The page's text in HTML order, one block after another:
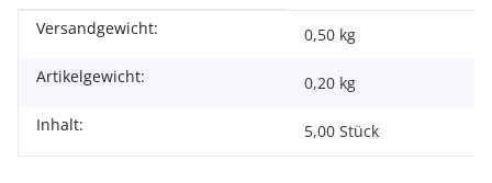
Produkteigenschaft
Wert
Versandgewicht:
0,50 kg
Artikelgewicht:
0,20 kg
Inhalt:
5,00 Stück